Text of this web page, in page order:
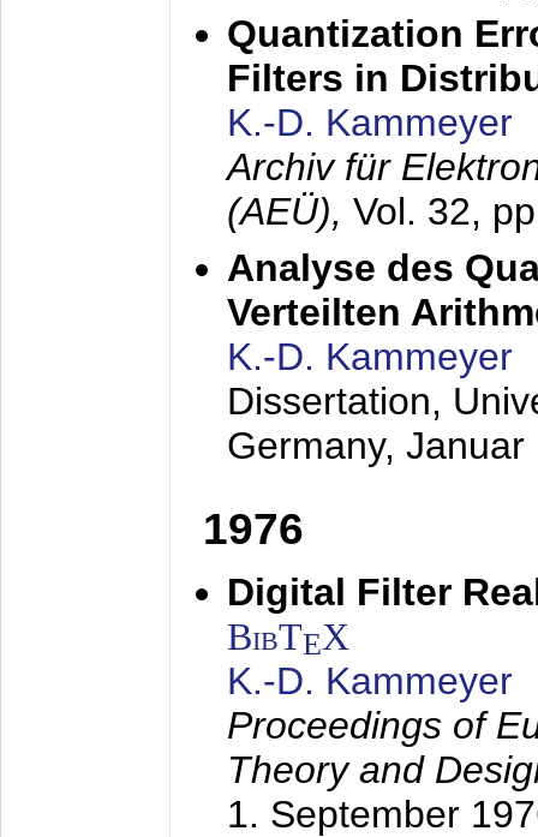
Quantization
Filters in
K.-D. Kammeyer
Archiv für
(AEÜ), Vol. 32,
Analyse des
Verteilten
K.-D. Kammeyer
Dissertation,
Germany, Januar
1976
Digital Filter
BibTEX
K.-D. Kammeyer
Proceedings of
Theory and
1. September